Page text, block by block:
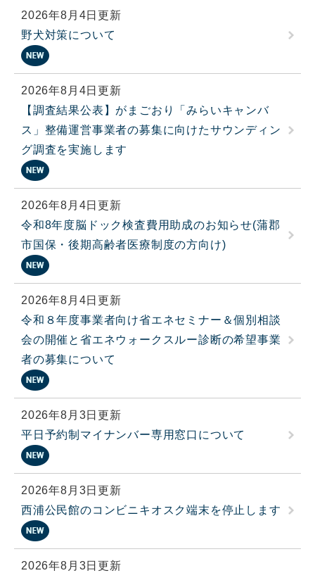
2026年8月4日更新
野犬対策について
2026年8月4日更新
【調査結果公表】がまごおり「みらいキャンバ
ス」整備運営事業者の募集に向けたサウンディン
グ調査を実施します
2026年8月4日更新
令和8年度脳ドック検査費用助成のお知らせ(蒲郡
市国保・後期高齢者医療制度の方向け)
2026年8月4日更新
令和８年度事業者向け省エネセミナー＆個別相談
会の開催と省エネウォークスルー診断の希望事業
者の募集について
2026年8月3日更新
平日予約制マイナンバー専用窓口について
2026年8月3日更新
西浦公民館のコンビニキオスク端末を停止します
2026年8月3日更新